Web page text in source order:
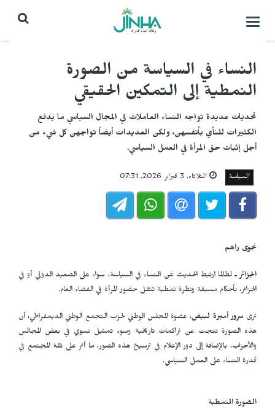
التحكم
النساء في السياسة من الصورة
النمطية إلى التمكين الحقيقي
تحديات عديدة تواجه النساء العاملات في المجال السياسي ما يدفع
الكثيرات للنأي بأنفسهن، ولكن العديدات أيضاً تواجهن كل شيء من
أجل إثبات حق المرأة في العمل السياسي.
السياسة الثلاثاء, 3 فبراير 2026, 07:31
نجوى راهم
الجزائر ـلطالما ارتبط الحديث عن النساء في السياسة، سواء على الصعيد الدولي أو في
الجزائر، بأحكام مسبقة ونظرة نمطية تثقل حضور المرأة في الفضاء العام.
ترى سرور أميرة لبيض، عضوة المجلس الوطني لحزب التجمع الوطني الديمقراطي، أن
هذه الصورة نتجت عن تراكمات تاريخية وسوء تمثيل نسوي في بعض المجالس
والأحزاب، بالإضافة إلى دور الإعلام في ترسيخ هذه الصور، ما أثر على ثقة المجتمع في
قدرة النساء على العمل السياسي.
الصورة النمطية